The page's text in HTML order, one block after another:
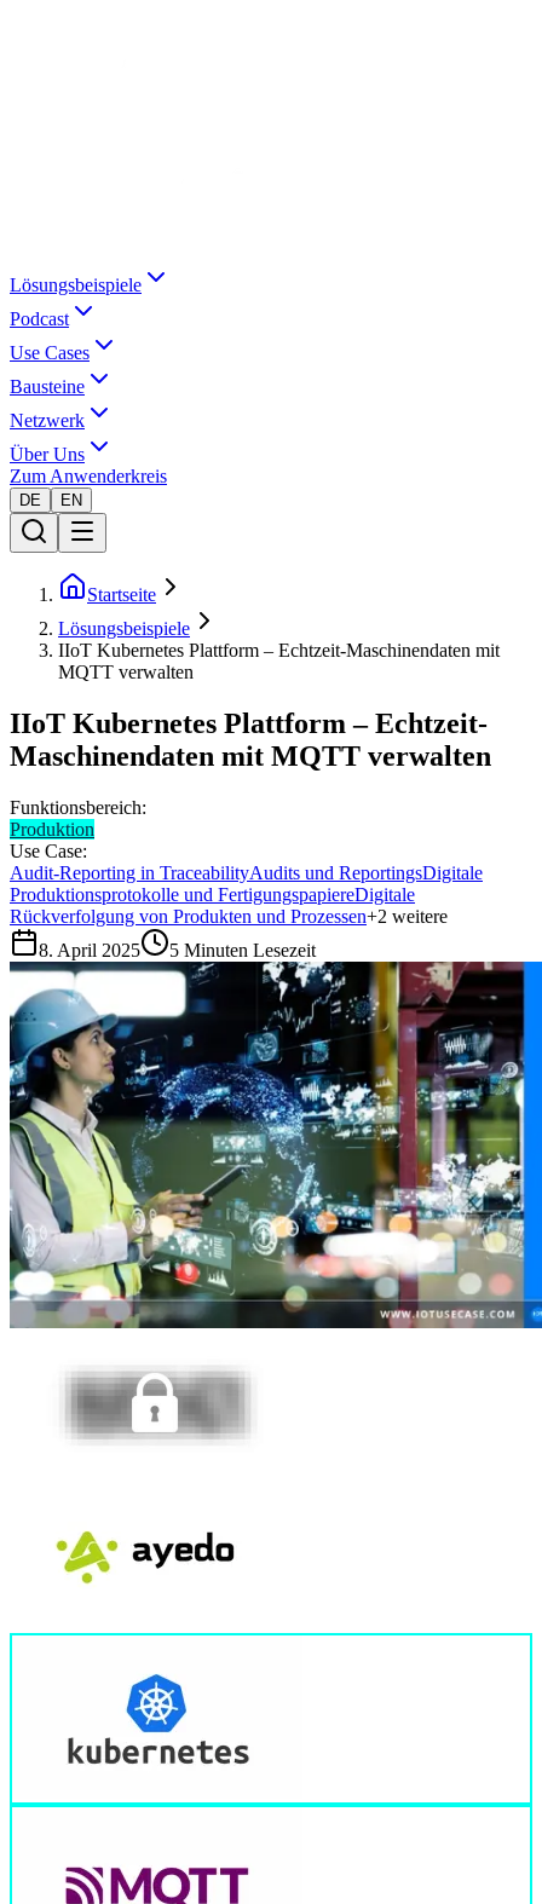
Lösungsbeispiele
Podcast
Use Cases
Bausteine
Netzwerk
Über Uns
Zum Anwenderkreis
DE EN
Startseite
Lösungsbeispiele
IIoT Kubernetes Plattform – Echtzeit-Maschinendaten mit
MQTT verwalten
IIoT Kubernetes Plattform – Echtzeit-
Maschinendaten mit MQTT verwalten
Funktionsbereich:
Produktion
Use Case:
Audit-Reporting in TraceabilityAudits und ReportingsDigitale
Produktionsprotokolle und FertigungspapiereDigitale
Rückverfolgung von Produkten und Prozessen+2 weitere
8. April 2025
5 Minuten Lesezeit